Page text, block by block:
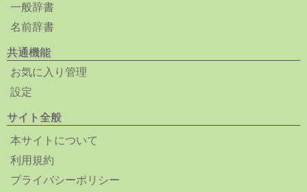
一般辞書
名前辞書
共通機能
お気に入り管理
設定
サイト全般
本サイトについて
利用規約
プライバシーポリシー